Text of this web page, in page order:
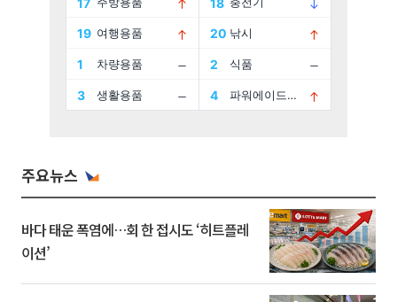
주요뉴스
바다 태운 폭염에…회 한 접시도 ‘히트플레
이션’